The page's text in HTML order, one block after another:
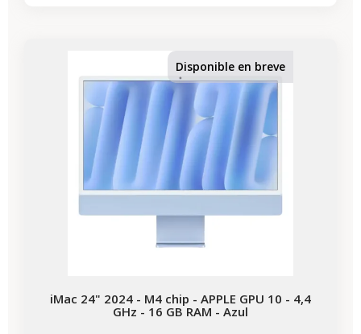
Disponible en breve
iMac 24" 2024 - M4 chip - APPLE GPU 10 - 4,4
GHz - 16 GB RAM - Azul